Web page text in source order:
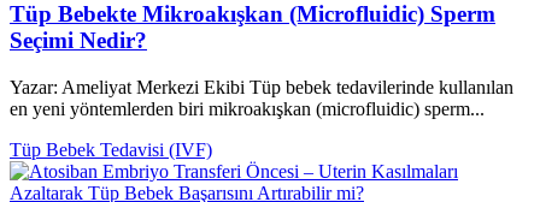
Tüp Bebekte Mikroakışkan (Microfluidic) Sperm
Seçimi Nedir?
Yazar: Ameliyat Merkezi Ekibi Tüp bebek tedavilerinde kullanılan
en yeni yöntemlerden biri mikroakışkan (microfluidic) sperm...
Tüp Bebek Tedavisi (IVF)